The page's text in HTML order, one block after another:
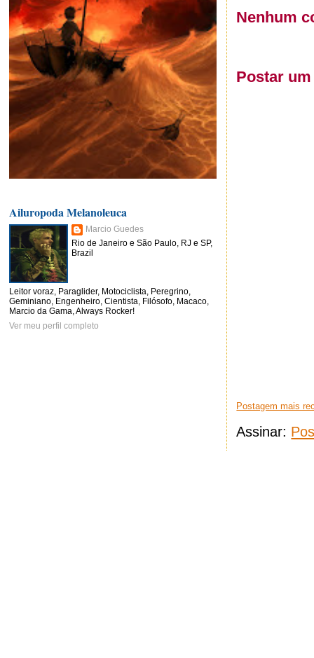
Nenhum
Postar
Postagem mais
Assinar:
Ailuropoda Melanoleuca
Marcio Guedes
Rio de Janeiro e São Paulo, RJ e SP,
Brazil
Leitor voraz, Paraglider, Motociclista, Peregrino,
Geminiano, Engenheiro, Cientista, Filósofo, Macaco,
Marcio da Gama, Always Rocker!
Ver meu perfil completo